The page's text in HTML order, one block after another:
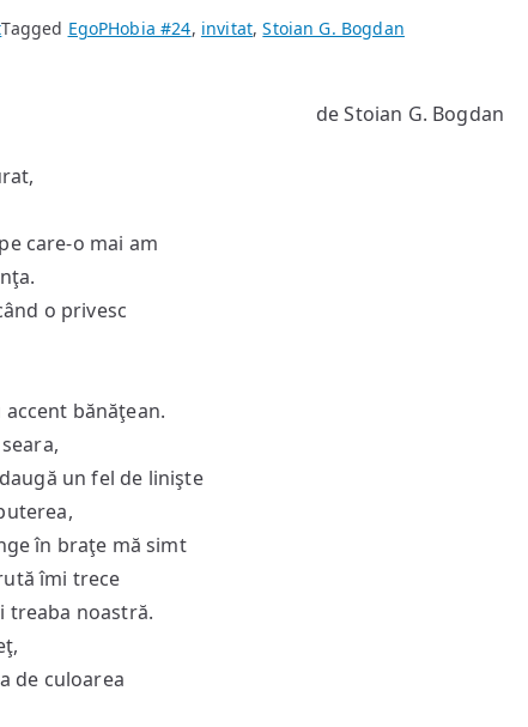
Tagged EgoPHobia #24, invitat,Stoian G. Bogdan
de Stoian G. Bogdan
care-o mai am
o privesc
bănăţean.
un fel de linişte
în braţe mă simt
îmi trece
treaba noastră.
de culoarea